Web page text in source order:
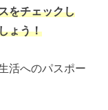
をチェックし
ょう！
活へのパスポー